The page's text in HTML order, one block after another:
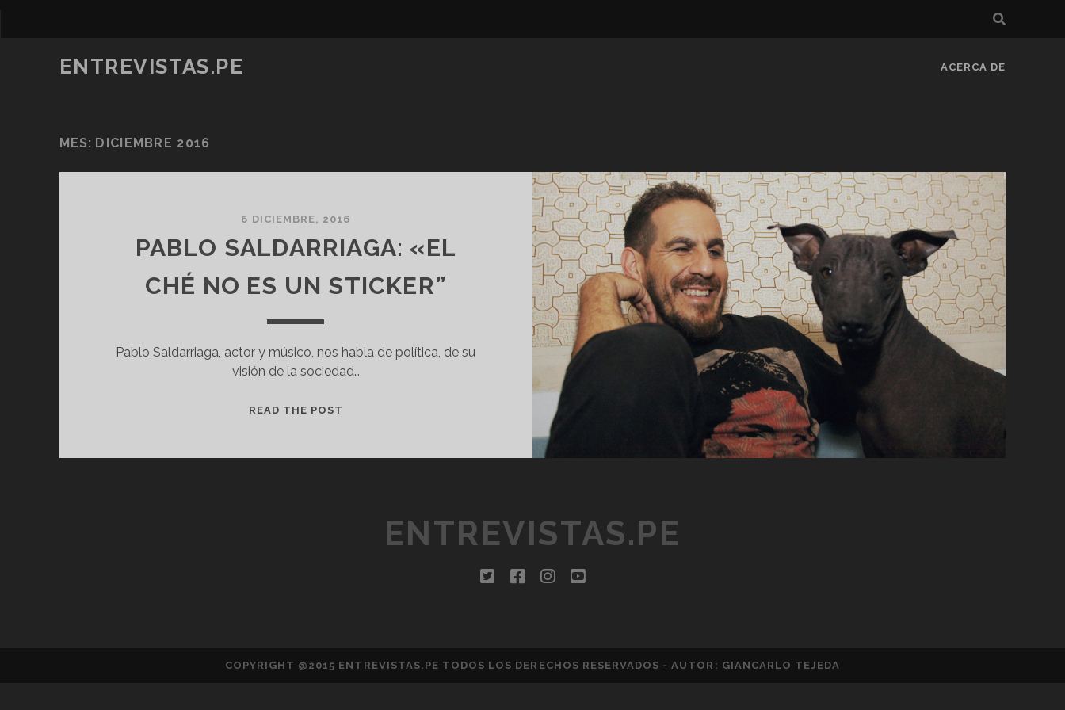
ENTREVISTAS.PE ACERCA DE
MES: DICIEMBRE 2016
6 DICIEMBRE, 2016
PABLO SALDARRIAGA: «EL
CHÉ NO ES UN STICKER”
Pablo Saldarriaga, actor y músico, nos habla de política, de su
visión de la sociedad…
READ THE POST
STICKER”ENTREVISTAS.PE
twitterfacebookinstagram
youtube
COPYRIGHT @2015 ENTREVISTAS.PE TODOS LOS DERECHOS RESERVADOS - AUTOR: GIANCARLO TEJEDA